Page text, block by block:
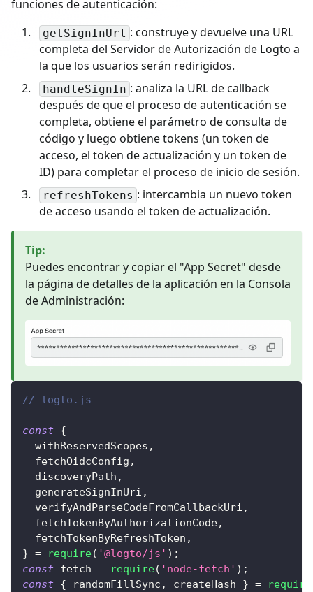
funciones de autenticación:
getSignInUrl : construye y devuelve una URL
completa del Servidor de Autorización de Logto a
la que los usuarios serán redirigidos.
handleSignIn : analiza la URL de callback
después de que el proceso de autenticación se
completa, obtiene el parámetro de consulta de
código y luego obtiene tokens (un token de
acceso, el token de actualización y un token de
ID) para completar el proceso de inicio de sesión.
refreshTokens : intercambia un nuevo token
de acceso usando el token de actualización.
Tip:
Puedes encontrar y copiar el "App Secret" desde
la página de detalles de la aplicación en la Consola
de Administración:
// logto.js
const {
  withReservedScopes
,
  fetchOidcConfig
,
  discoveryPath
,
  generateSignInUri
,
  verifyAndParseCodeFromCallbackUri
,
  fetchTokenByAuthorizationCode
,
  fetchTokenByRefreshToken
,
} = require( '@logto/js' ) ;
const fetch = require( 'node-fetch' ) ;
const { randomFillSync , createHash } = require